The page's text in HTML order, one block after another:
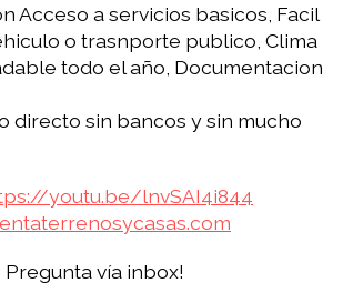
Acceso a servicios basicos, Facil
o trasnporte publico, Clima
todo el año, Documentacion
directo sin bancos y sin mucho
youtu.be/lnvSAI4i844
Pregunta vía inbox!